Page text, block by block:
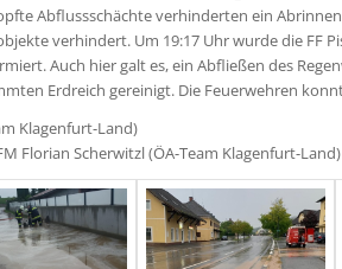
Abflussschächte verhinderten ein
verhindert. Um 19:17 Uhr wurde die FF
Auch hier galt es, ein Abfließen des
Erdreich gereinigt. Die Feuerwehren
Klagenfurt-Land)
Florian Scherwitzl (ÖA-Team Klagenfurt-Land)